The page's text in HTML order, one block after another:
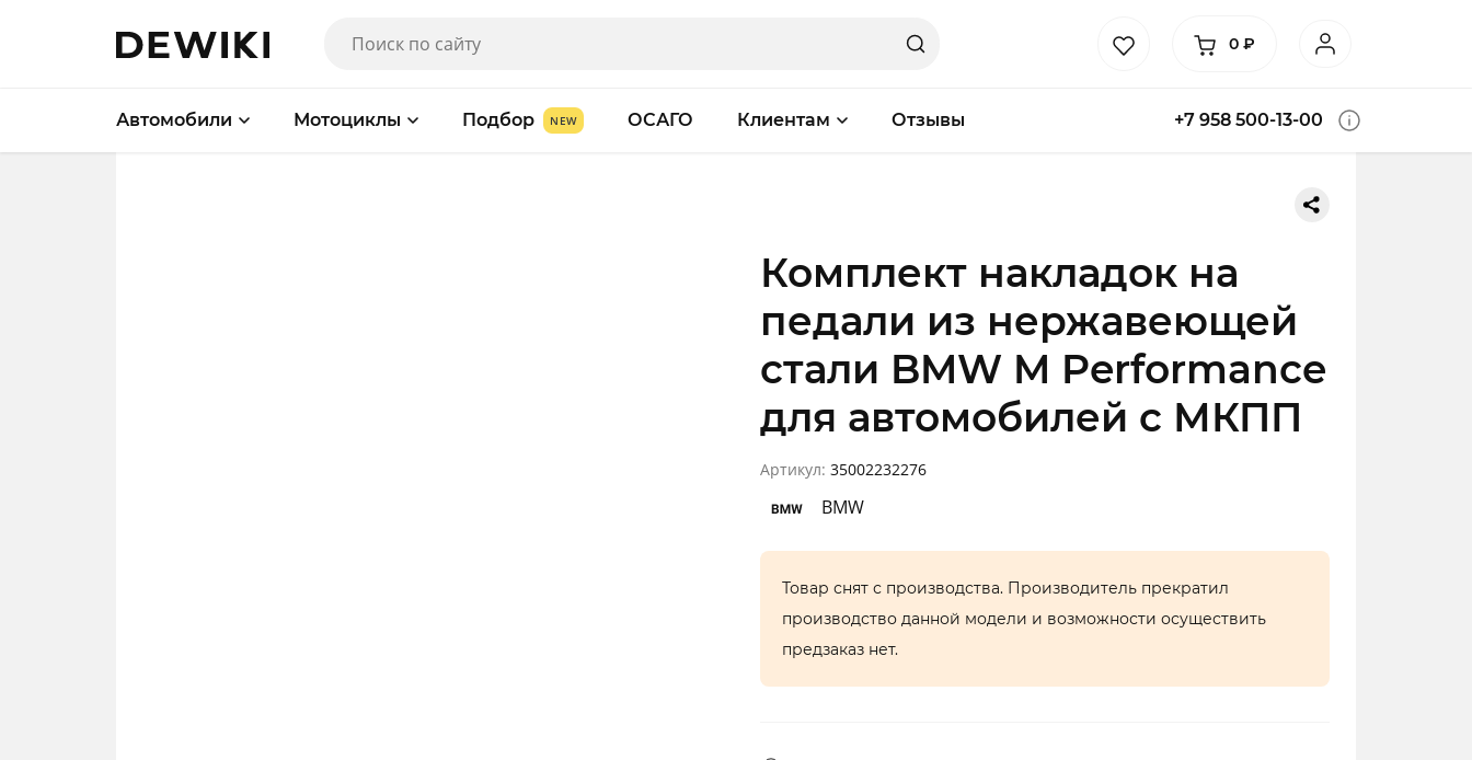
0 ₽
Автомобили Мотоциклы Подбор ОСАГО Клиентам Отзывы +7 958 500-13-00
Комплект накладок на
педали из нержавеющей
стали BMW M Performance
для автомобилей с МКПП
Артикул: 35002232276
BMW
Товар снят с производства. Производитель прекратил
производство данной модели и возможности осуществить
предзаказ нет.